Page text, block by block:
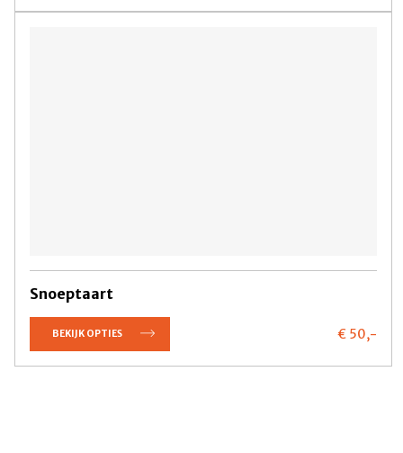
Snoeptaart
BEKIJK OPTIES € 50,-